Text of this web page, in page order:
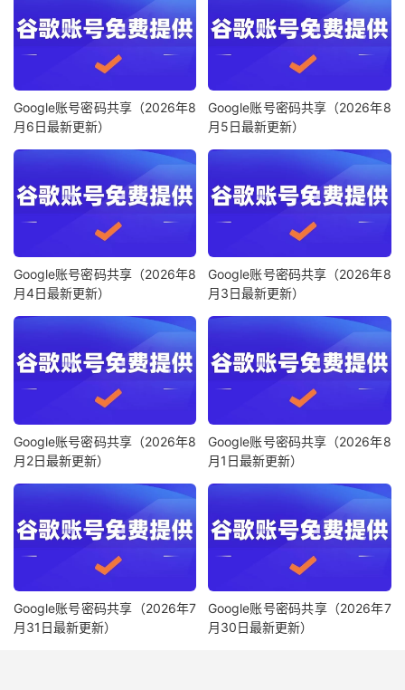
Google账号密码共享（2026年8
月6日最新更新）
Google账号密码共享（2026年8
月5日最新更新）
Google账号密码共享（2026年8
月4日最新更新）
Google账号密码共享（2026年8
月3日最新更新）
Google账号密码共享（2026年8
月2日最新更新）
Google账号密码共享（2026年8
月1日最新更新）
Google账号密码共享（2026年7
月31日最新更新）
Google账号密码共享（2026年7
月30日最新更新）